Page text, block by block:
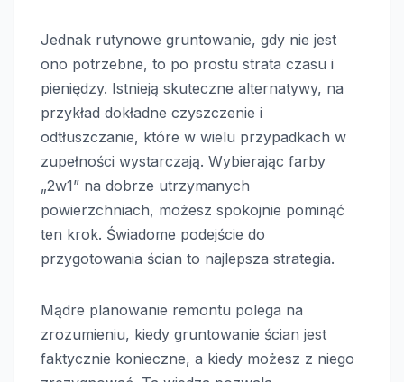
Jednak rutynowe gruntowanie, gdy nie jest
ono potrzebne, to po prostu strata czasu i
pieniędzy. Istnieją skuteczne alternatywy, na
przykład dokładne czyszczenie i
odtłuszczanie, które w wielu przypadkach w
zupełności wystarczają. Wybierając farby
„2w1” na dobrze utrzymanych
powierzchniach, możesz spokojnie pominąć
ten krok. Świadome podejście do
przygotowania ścian to najlepsza strategia.
Mądre planowanie remontu polega na
zrozumieniu, kiedy gruntowanie ścian jest
faktycznie konieczne, a kiedy możesz z niego